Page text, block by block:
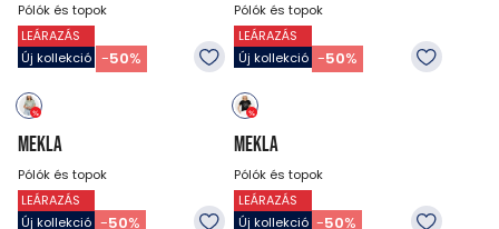
Pólók és topok
9 990Ft
4 990Ft -50%
Pólók és topok
9 990Ft
4 990Ft -50%
LEÁRAZÁS
Új kollekció
MEKLA
Pólók és topok
7 990Ft
3 990Ft -50%
LEÁRAZÁS
Új kollekció
MEKLA
Pólók és topok
7 990Ft
3 990Ft -50%
LEÁRAZÁS
Új kollekció
LEÁRAZÁS
Új kollekció